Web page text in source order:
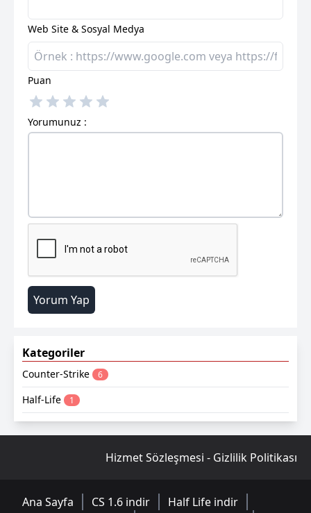
Web Site & Sosyal Medya
Puan
Yorumunuz :
Kategoriler
Counter-Strike 6
Half-Life 1
Hizmet Sözleşmesi - Gizlilik Politikası
Ana Sayfa CS 1.6 indir
Half Life indir